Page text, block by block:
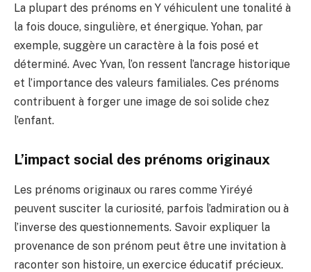
La plupart des prénoms en Y véhiculent une tonalité à
la fois douce, singulière, et énergique. Yohan, par
exemple, suggère un caractère à la fois posé et
déterminé. Avec Yvan, l’on ressent l’ancrage historique
et l’importance des valeurs familiales. Ces prénoms
contribuent à forger une image de soi solide chez
l’enfant.
L’impact social des prénoms originaux
Les prénoms originaux ou rares comme Yiréyé
peuvent susciter la curiosité, parfois l’admiration ou à
l’inverse des questionnements. Savoir expliquer la
provenance de son prénom peut être une invitation à
raconter son histoire, un exercice éducatif précieux.